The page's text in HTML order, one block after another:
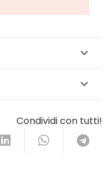
Condividi con tutti!